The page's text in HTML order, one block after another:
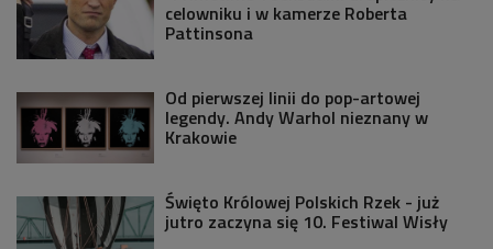
celowniku i w kamerze Roberta
Pattinsona
Od pierwszej linii do pop-artowej
legendy. Andy Warhol nieznany w
Krakowie
Święto Królowej Polskich Rzek - już
jutro zaczyna się 10. Festiwal Wisły